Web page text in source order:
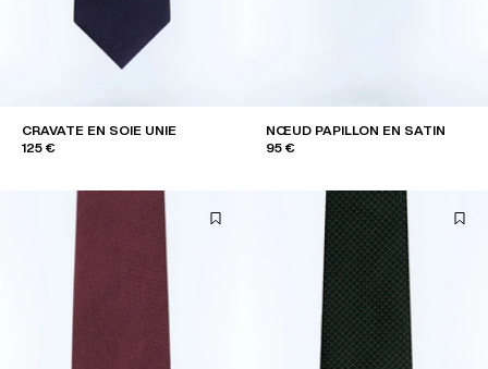
CRAVATE EN SOIE UNIE
125 €
NŒUD PAPILLON EN SATIN
95 €